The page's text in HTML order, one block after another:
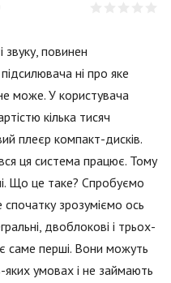
звуку, повинен
ні про яке
може. У користувача
кілька тисяч
плеєр компакт-дисків.
ця система працює. Тому
Що це таке? Спробуємо
спочатку зрозуміємо ось
двоблокові і трьох-
саме перші. Вони можуть
умовах і не займають